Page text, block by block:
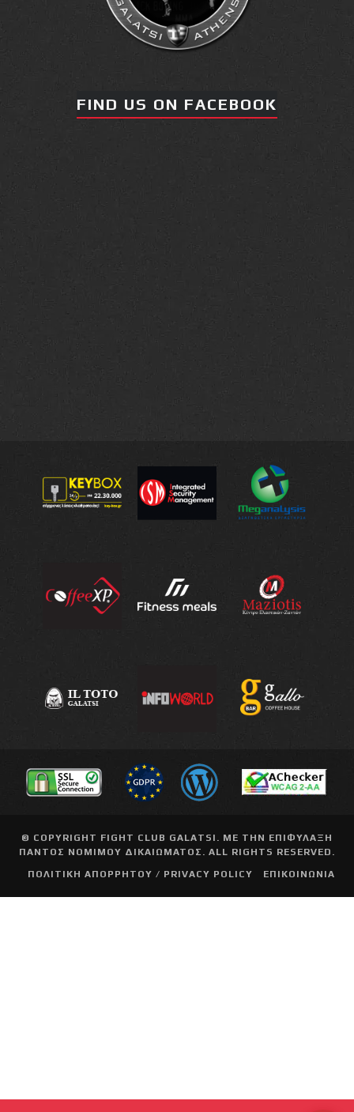
FIND US ON FACEBOOK
© COPYRIGHT FIGHT CLUB GALATSI
. ΜΕ ΤΗΝ ΕΠΙΦΥΛΑΞΗ
ΠΑΝΤΟΣ ΝΟΜΙΜΟΥ ΔΙΚΑΙΩΜΑΤΟΣ. ALL RIGHTS RESERVED.
ΠΟΛΙΤΙΚΗ ΑΠΟΡΡΗΤΟΥ / PRIVACY POLICY
ΕΠΙΚΟΙΝΩΝΙΑ